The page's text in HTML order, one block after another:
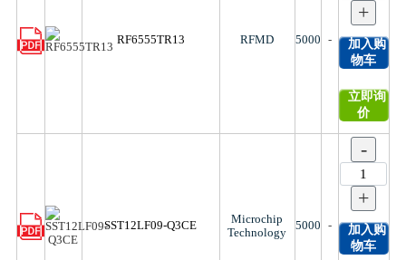
RF6555TR13 RFMD 5000 -
+
加入购
物车
立即询
价
SST12LF09-Q3CE
Microchip
Technology
5000 -
-
+
加入购
物车